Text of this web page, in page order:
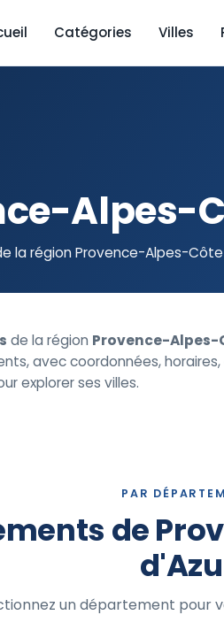
Catégories Villes
Alpes-
la région Provence-Alpes-Côte
de la région Provence-Alpes-
avec coordonnées,
explorer ses villes.
PAR
de
un département pour